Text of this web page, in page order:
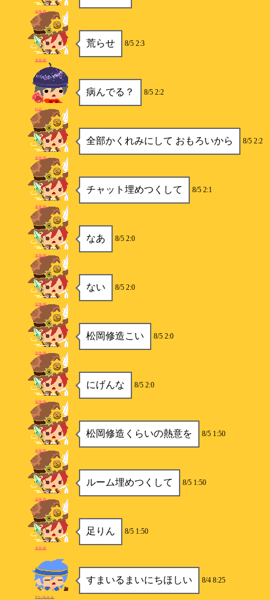
金魚姫
荒らせ 8/5 2:3
金魚姫
病んでる？ 8/5 2:2
れみ
全部かくれみにして おもろいから 8/5 2:2
金魚姫
チャット埋めつくして 8/5 2:1
金魚姫
なあ 8/5 2:0
金魚姫
ない 8/5 2:0
金魚姫
松岡修造こい 8/5 2:0
金魚姫
にげんな 8/5 2:0
金魚姫
松岡修造くらいの熱意を 8/5 1:50
金魚姫
ルーム埋めつくして 8/5 1:50
金魚姫
足りん 8/5 1:50
金魚姫
すまいるまいにちほしい 8/4 8:25
だいちゃん